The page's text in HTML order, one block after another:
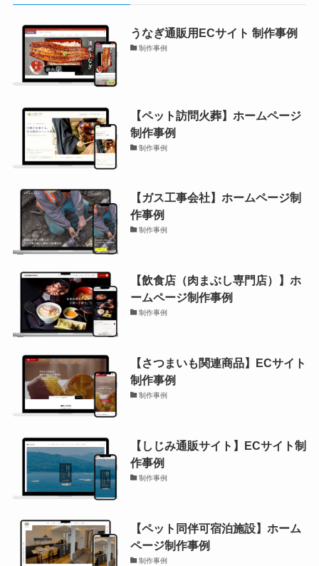
うなぎ通販用ECサイト 制作事例
制作事例
【ペット訪問火葬】ホームページ
制作事例
制作事例
【ガス工事会社】ホームページ制
作事例
制作事例
【飲食店（肉まぶし専門店）】ホ
ームページ制作事例
制作事例
【さつまいも関連商品】ECサイト
制作事例
制作事例
【しじみ通販サイト】ECサイト制
作事例
制作事例
【ペット同伴可宿泊施設】ホーム
ページ制作事例
制作事例